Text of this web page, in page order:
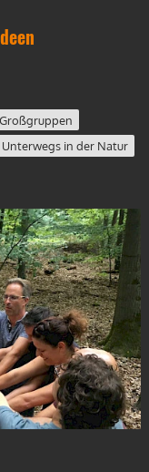
Großgruppen
Unterwegs in der Natur